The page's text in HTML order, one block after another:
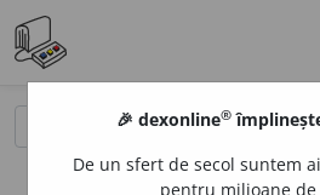
🎉 dexonline®
De un sfert de secol suntem
pentru milioane